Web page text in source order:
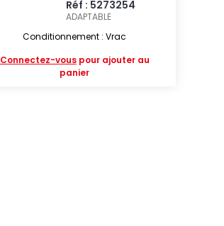
Réf : 5273254
ADAPTABLE
Conditionnement : Vrac
Connectez-vouspour ajouter au
panier